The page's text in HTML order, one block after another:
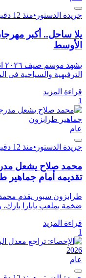
جريدة الدستور •منذ 12 دقيقة
يلا ساحل.. أكبر
الأوسط
الترفيهية والسياحية فى
قراءة المزيد
1
عام
جريدة الدستور •منذ 12 دقيقة
محمد صلاح يشعل
تقديمه أمام جماهير
ضخمة بملعب بابارا
قراءة المزيد
1
عام